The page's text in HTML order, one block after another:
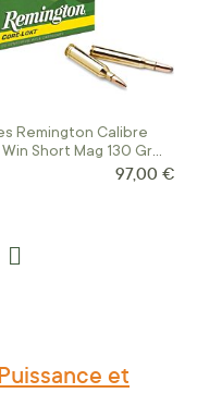
Remington Calibre
Short Mag 130 Gr
97,00 €
la page
et